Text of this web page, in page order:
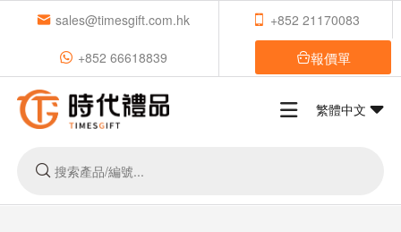
sales@timesgift.com.hk +852 21170083
+852 66618839 報價單
繁體中文